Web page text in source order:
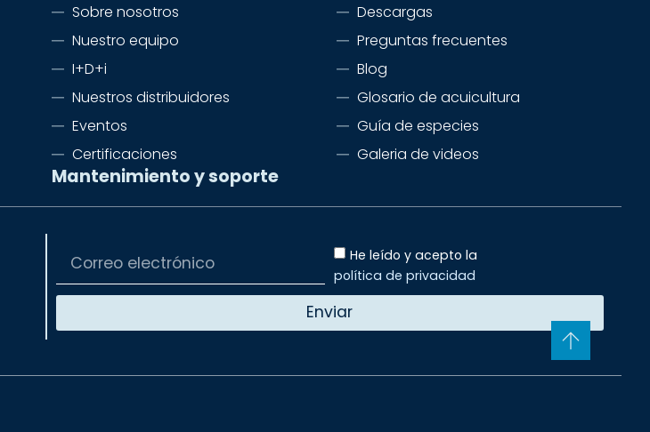
Sobre nosotros
Nuestro equipo
I+D+i
Nuestros distribuidores
Eventos
Certificaciones
Mantenimiento y soporte
Descargas
Preguntas frecuentes
Blog
Glosario de acuicultura
Guía de especies
Galeria de videos
He leído y acepto la
política de privacidad
Enviar